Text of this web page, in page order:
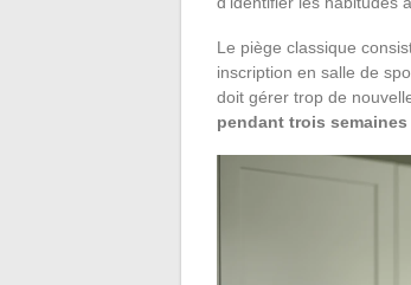
Le piège classique
inscription en salle de
doit gérer trop de
pendant trois semaines